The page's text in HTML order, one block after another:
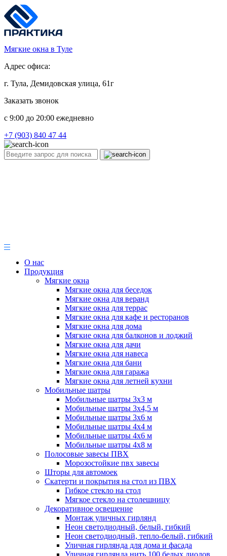
Мягкие окна в Туле
Адрес офиса:
г. Тула, Демидовская улица, 61г
Заказать звонок
c 9:00 до 20:00 ежедневно
+7 (903) 840 47 44
О нас
Продукция
Мягкие окна
Мягкие окна для беседок
Мягкие окна для веранд
Мягкие окна для террас
Мягкие окна для кафе и ресторанов
Мягкие окна для дома
Мягкие окна для балконов и лоджий
Мягкие окна для дачи
Мягкие окна для навеса
Мягкие окна для бани
Мягкие окна для гаража
Мягкие окна для летней кухни
Мобильные шатры
Мобильные шатры 3х3 м
Мобильные шатры 3х4,5 м
Мобильные шатры 3х6 м
Мобильные шатры 4х4 м
Мобильные шатры 4х6 м
Мобильные шатры 4х8 м
Полосовые завесы ПВХ
Морозостойкие пвх завесы
Шторы для автомоек
Скатерти и покрытия на стол из ПВХ
Гибкое стекло на стол
Мягкое стекло на столешницу
Декоративное освещение
Монтаж уличных гирлянд
Неон светодиодный, белый, гибкий
Неон светодиодный, тепло-белый, гибкий
Уличная гирлянда для дома и фасада
Уличная гирлянда нить 100 белых диодов